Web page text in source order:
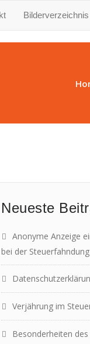
Bilderverzeichnis
Neueste
Anonyme Anzeige
bei der Steuerfahndung
Verjährung im
Besonderheiten